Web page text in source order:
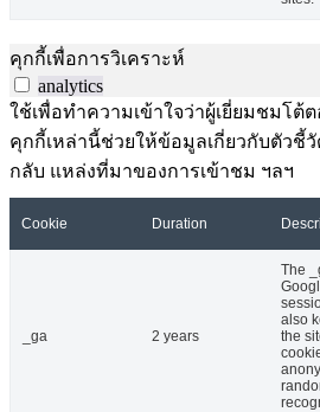
คุกกี้เพื่อการวิเคราะห์
analytics
ใช้เพื่อทำความเข้าใจว่าผู้เยี่ยมชมโต้
คุกกี้เหล่านี้ช่วยให้ข้อมูลเกี่ยวกับตัวชี้
กลับ แหล่งที่มาของการเข้าชม ฯลฯ
Cookie Duration
_ga 2 years
The
also
the